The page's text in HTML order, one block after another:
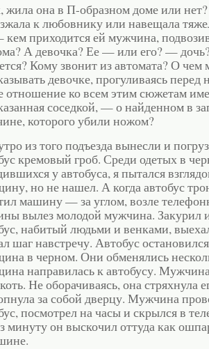
жила она в П-образном доме или
к любовнику или навещала
кем приходится ей мужчина,
А девочка? Ее — или его? —
Кому звонит из автомата? О чем
девочке, прогуливаясь
отношение ко всем этим сюжетам
соседкой, — о найденном в
которого убили ножом?
из того подъезда вынесли и
кремовый гроб. Среди одетых в
у автобуса, я пытался
но не нашел. А когда автобус
машину — за углом, возле
вылез молодой мужчина. Закурил
набитый людьми и венками,
шаг навстречу. Автобус
в черном. Они обменялись
направилась к автобусу.
Не оборачиваясь, она стряхнула
за собой дверцу. Мужчина
посмотрел на часы и скрылся в
минуту он выскочил оттуда как